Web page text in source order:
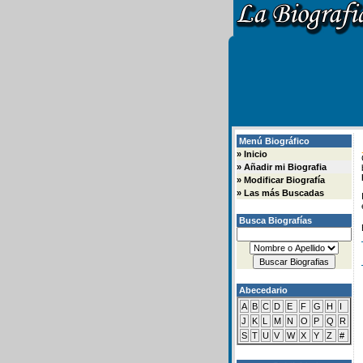
Menú Biográfico
» Inicio
» Añadir mi Biografia
» Modificar Biografía
» Las más Buscadas
Busca Biografías
Abecedario
A B C D E F G H
I
J
K L M N O P Q
R
S T U V W X Y Z #